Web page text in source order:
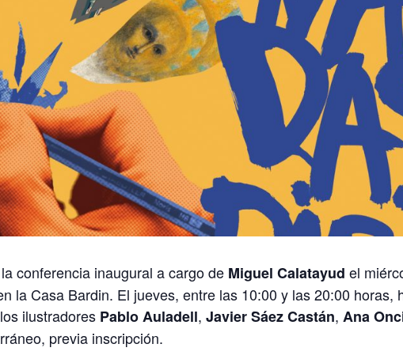
conferencia inaugural a cargo de Miguel Calatayud el
la Casa Bardin. El jueves, entre las 10:00 y las 20:00 horas,
ilustradores Pablo Auladell,Javier Sáez Castán, Ana
previa inscripción.